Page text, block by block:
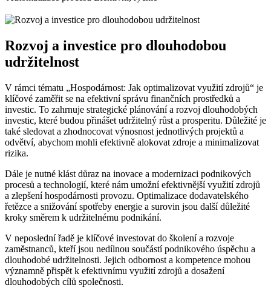
Rozvoj a investice pro dlouhodobou
udržitelnost
V rámci tématu „Hospodárnost: Jak optimalizovat využití zdrojů“ je
klíčové zaměřit se na efektivní správu finančních prostředků a
investic. To zahrnuje strategické plánování a rozvoj dlouhodobých
investic, které budou přinášet udržitelný růst a prosperitu. Důležité je
také sledovat a zhodnocovat výnosnost jednotlivých projektů a
odvětví, abychom mohli efektivně alokovat zdroje a minimalizovat
rizika.
Dále je nutné klást důraz na inovace a modernizaci podnikových
procesů a technologií, které nám umožní efektivnější využití zdrojů
a zlepšení hospodárnosti provozu. Optimalizace dodavatelského
řetězce a snižování spotřeby energie a surovin jsou další důležité
kroky směrem k udržitelnému podnikání.
V neposlední řadě je klíčové investovat do školení a rozvoje
zaměstnanců, kteří jsou nedílnou součástí podnikového úspěchu a
dlouhodobé udržitelnosti. Jejich odbornost a kompetence mohou
významně přispět k efektivnímu využití zdrojů a dosažení
dlouhodobých cílů společnosti.